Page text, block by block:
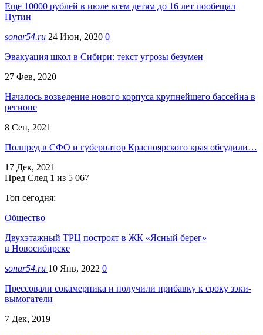
Еще 10000 рублей в июле всем детям до 16 лет пообещал
Путин
sonar54.ru 24 Июн, 2020 0
Эвакуация школ в Сибири: текст угрозы безумен
27 Фев, 2020
Началось возведение нового корпуса крупнейшего бассейна в
регионе
8 Сен, 2021
Полпред в СФО и губернатор Красноярского края обсудили…
17 Дек, 2021
Пред След 1 из 5 067
Топ сегодня:
Общество
Двухэтажный ТРЦ построят в ЖК «Ясный берег»
в Новосибирске
sonar54.ru 10 Янв, 2022 0
Прессовали сокамерника и получили прибавку к сроку зэки-
вымогатели
7 Дек, 2019